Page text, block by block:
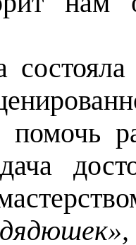
помочь